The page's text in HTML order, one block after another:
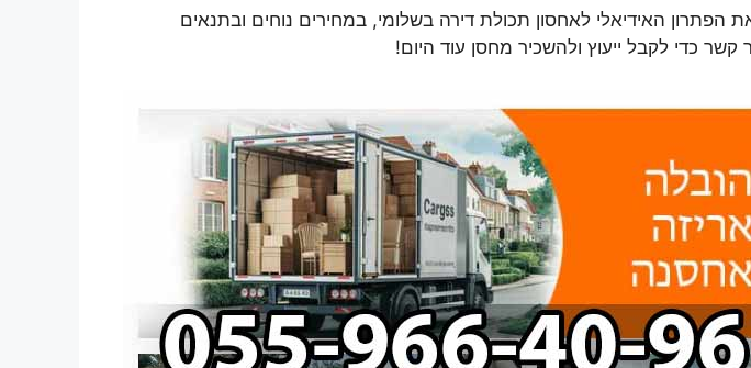
הפתרון האידיאלי לאחסון תכולת דירה בשלומי, במחירים נוחים ובתנאים
קשר כדי לקבל ייעוץ ולהשכיר מחסן עוד היום!